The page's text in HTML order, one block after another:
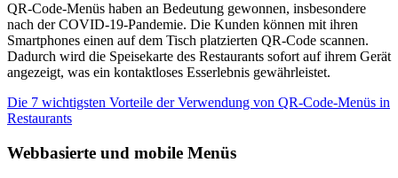
QR-Code-Menüs haben an Bedeutung gewonnen, insbesondere
nach der COVID-19-Pandemie. Die Kunden können mit ihren
Smartphones einen auf dem Tisch platzierten QR-Code scannen.
Dadurch wird die Speisekarte des Restaurants sofort auf ihrem Gerät
angezeigt, was ein kontaktloses Esserlebnis gewährleistet.
Die 7 wichtigsten Vorteile der Verwendung von QR-Code-Menüs in
Restaurants
Webbasierte und mobile Menüs